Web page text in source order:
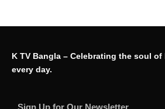
K TV Bangla – Celebrating the soul of
every day.